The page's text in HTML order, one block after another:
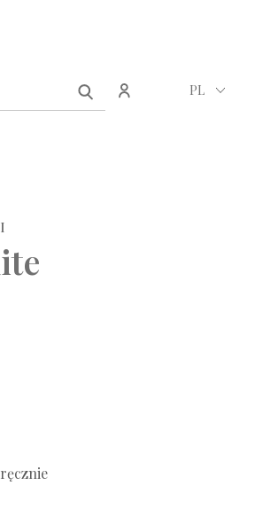
PL